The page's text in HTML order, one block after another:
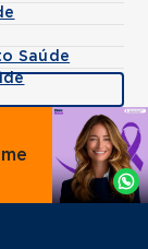
Saúde
Agende
por
Whatsapp